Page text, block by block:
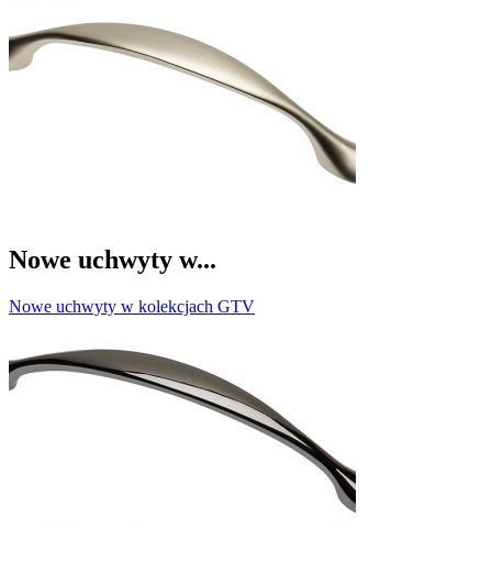
Nowe uchwyty w...
Nowe uchwyty w kolekcjach GTV